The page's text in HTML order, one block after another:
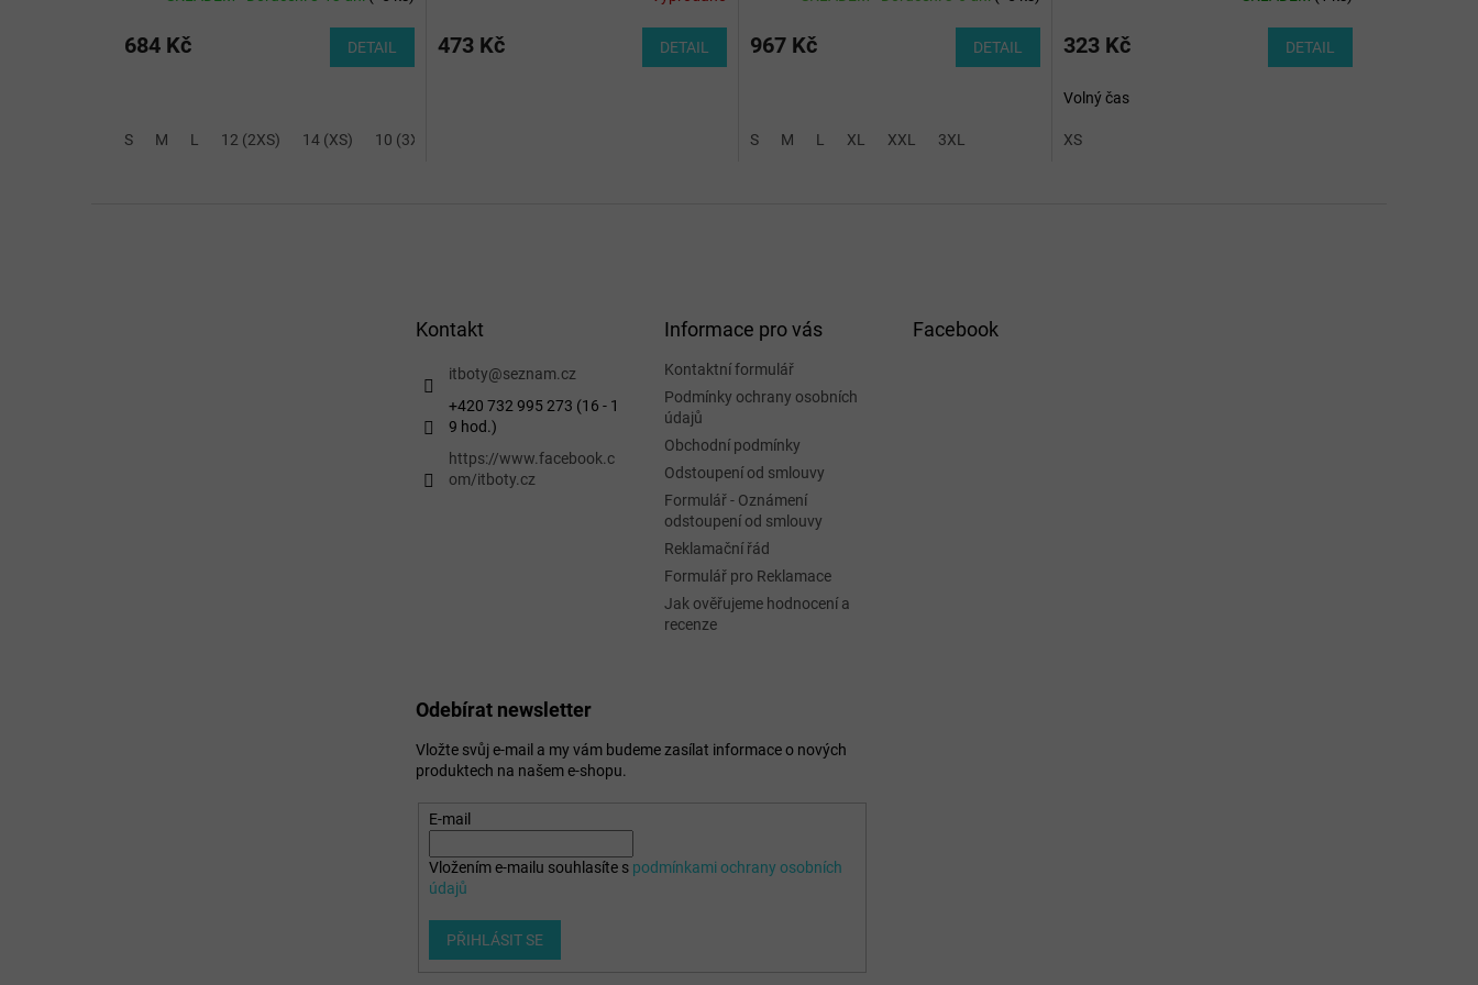
684 Kč DETAIL
S M L 12 (2XS) 14 (XS) 10 (3XS)
473 Kč DETAIL 967 Kč DETAIL
S M L XL XXL 3XL
323 Kč DETAIL
Volný čas
XS
Kontakt
itboty@seznam.cz
+420 732 995 273 (16 - 1
9 hod.)
https://www.facebook.c
om/itboty.cz
Informace pro vás
Kontaktní formulář
Podmínky ochrany osobních
údajů
Obchodní podmínky
Odstoupení od smlouvy
Formulář - Oznámení
odstoupení od smlouvy
Reklamační řád
Formulář pro Reklamace
Jak ověřujeme hodnocení a
recenze
Facebook
Odebírat newsletter
Vložte svůj e-mail a my vám budeme zasílat informace o nových
produktech na našem e-shopu.
E-mail
Vložením e-mailu souhlasíte s podmínkami ochrany osobních
údajů
PŘIHLÁSIT SE